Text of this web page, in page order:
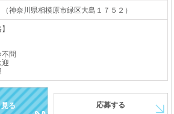
神奈川県相模原市緑区大島１７５２）
問
る 応募する